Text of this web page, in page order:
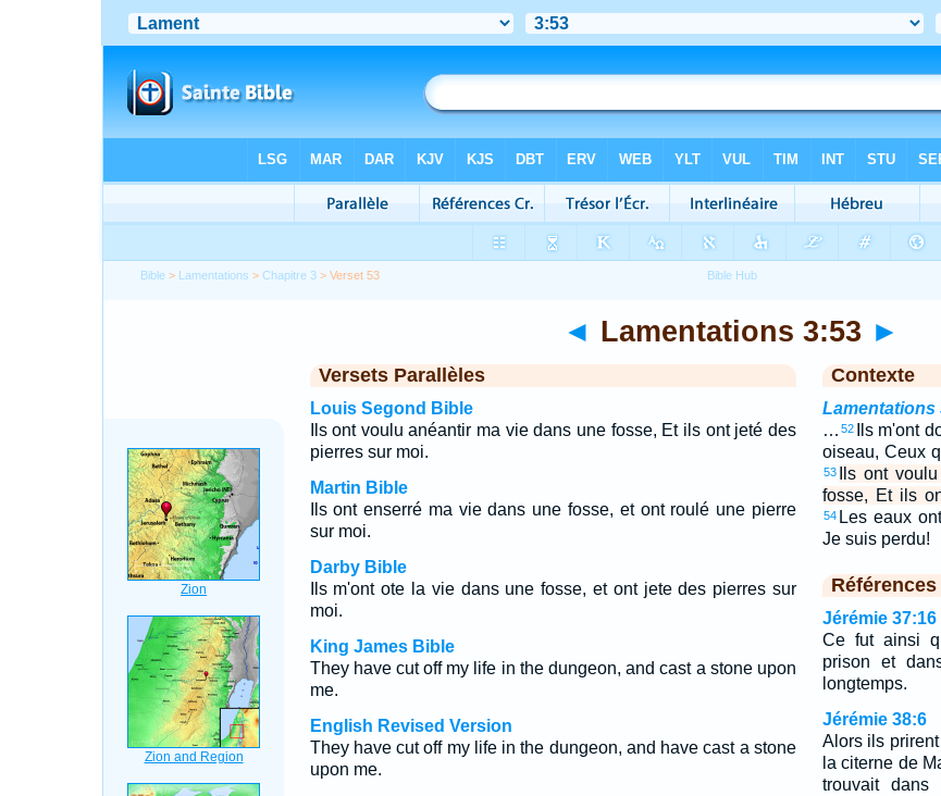
Bible > Lamentations >Chapitre 3 > Verset 53
◄ Lamentations 3:53 ►
Versets Parallèles
Louis Segond Bible
Ils ont voulu anéantir ma vie dans une fosse, Et ils ont jeté des
pierres sur moi.
Martin Bible
Ils ont enserré ma vie dans une fosse, et ont roulé une pierre
sur moi.
Darby Bible
Ils m'ont ote la vie dans une fosse, et ont jete des pierres sur
moi.
King James Bible
They have cut off my life in the dungeon, and cast a stone upon
me.
English Revised Version
They have cut off my life in the dungeon, and have cast a stone
upon me.
Contexte
Lamentations
… 52
Ils m'ont
oiseau, Ceux
53
Ils ont
fosse, Et ils
54 Les eaux
Je suis perdu!
Jérémie 37:16
Ce fut ainsi
prison et
longtemps.
Jérémie 38:6
Alors ils
la citerne de
trouvait